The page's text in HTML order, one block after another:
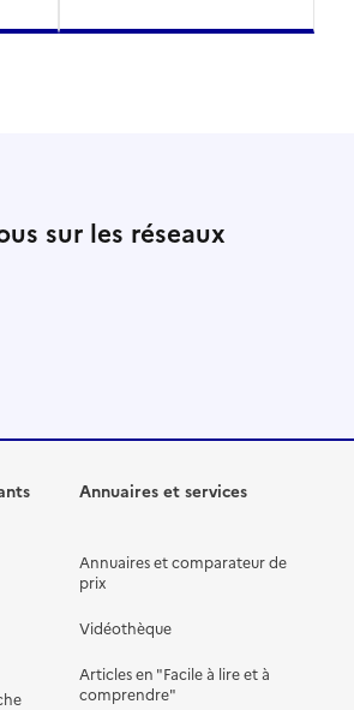
sur les réseaux
Annuaires et services
Annuaires et comparateur de
prix
Vidéothèque
Articles en "Facile à lire et à
comprendre"